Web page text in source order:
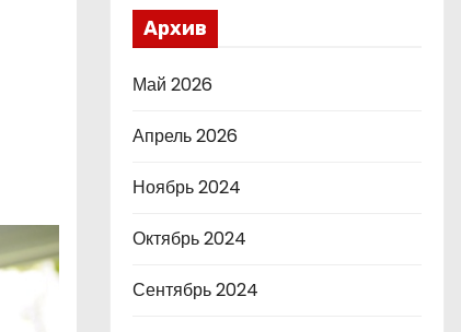
Архив
Май 2026
Апрель 2026
Ноябрь 2024
Октябрь 2024
Сентябрь 2024